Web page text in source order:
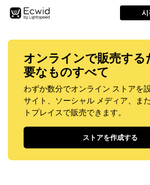
시
オンラインで販売する
要なものすべて
わずか数分でオンライン ストアを
サイト、ソーシャル メディア、ま
トプレイスで販売できます。
ストアを作成する